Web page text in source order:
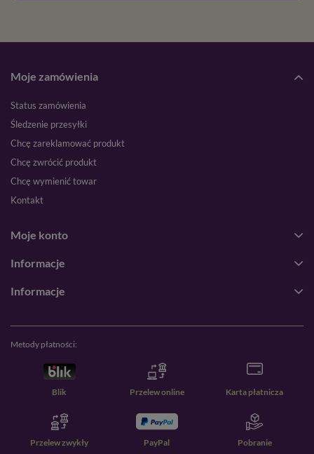
Moje zamówienia
Status zamówienia
Śledzenie przesyłki
Chcę zareklamować produkt
Chcę zwrócić produkt
Chcę wymienić towar
Kontakt
Moje konto
Informacje
Informacje
Metody płatności:
Blik Przelew online Karta płatnicza
Przelew zwykły PayPal Pobranie